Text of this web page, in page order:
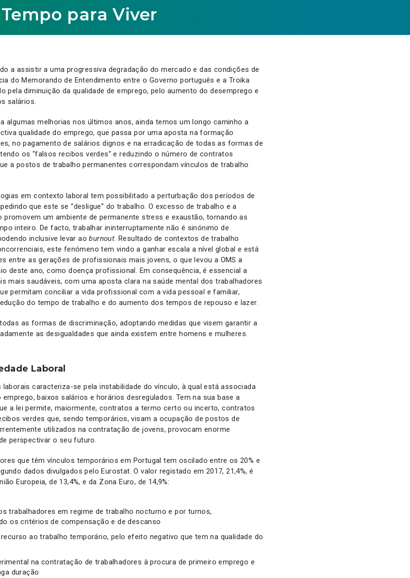
para Viver
a assistir a uma progressiva degradação do mercado e das condições de
do Memorando de Entendimento entre o Governo português e a Troika
pela diminuição da qualidade de emprego, pelo aumento do desemprego e
salários.
algumas melhorias nos últimos anos, ainda temos um longo caminho a
qualidade do emprego, que passa por uma aposta na formação
no pagamento de salários dignos e na erradicação de todas as formas de
os “falsos recibos verdes” e reduzindo o número de contratos
a postos de trabalho permanentes correspondam vínculos de trabalho
em contexto laboral tem possibilitado a perturbação dos períodos de
que este se “desligue” do trabalho. O excesso de trabalho e a
promovem um ambiente de permanente stress e exaustão, tornando as
inteiro. De facto, trabalhar ininterruptamente não é sinónimo de
inclusive levar aoburnout . Resultado de contextos de trabalho
este fenómeno tem vindo a ganhar escala a nível global e está
entre as gerações de profissionais mais jovens, o que levou a OMS a
deste ano, como doença profissional. Em consequência, é essencial a
mais saudáveis, com uma aposta clara na saúde mental dos trabalhadores
permitam conciliar a vida profissional com a vida pessoal e familiar,
do tempo de trabalho e do aumento dos tempos de repouso e lazer.
as formas de discriminação, adoptando medidas que visem garantir a
as desigualdades que ainda existem entre homens e mulheres.
Laboral
caracteriza-se pela instabilidade do vínculo, à qual está associada
baixos salários e horários desregulados. Tem na sua base a
a lei permite, maiormente, contratos a termo certo ou incerto, contratos
verdes que, sendo temporários, visam a ocupação de postos de
utilizados na contratação de jovens, provocam enorme
perspectivar o seu futuro.
que têm vínculos temporários em Portugal tem oscilado entre os 20% e
dados divulgados pelo Eurostat. O valor registado em 2017, 21,4%, é
Europeia, de 13,4%, e da Zona Euro, de 14,9%:
trabalhadores em regime de trabalho nocturno e por turnos,
os critérios de compensação e de descanso
ao trabalho temporário, pelo efeito negativo que tem na qualidade do
na contratação de trabalhadores à procura de primeiro emprego e
duração